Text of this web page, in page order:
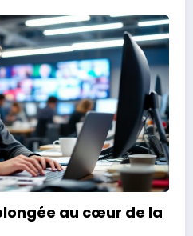
au cœur de la